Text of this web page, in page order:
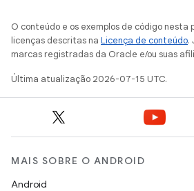
O conteúdo e os exemplos de código nesta
licenças descritas na Licença de conteúdo.
marcas registradas da Oracle e/ou suas
Última atualização 2026-07-15 UTC.
MAIS SOBRE O ANDROID
Android